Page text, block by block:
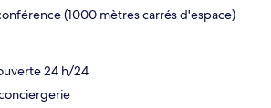
(1000 mètres carrés d'espace)
24 h/24